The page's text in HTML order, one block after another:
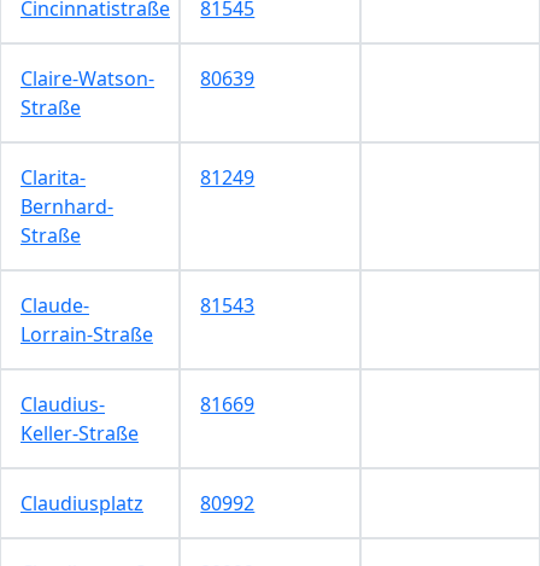
Cincinnatistraße 81545
Claire-Watson-
Straße
80639
Clarita-
Bernhard-
Straße
81249
Claude-
Lorrain-Straße
81543
Claudius-
Keller-Straße
81669
Claudiusplatz 80992